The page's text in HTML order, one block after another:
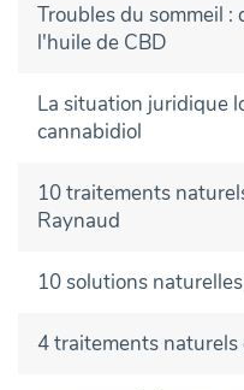
Troubles du sommeil
l'huile de CBD
La situation juridique
cannabidiol
10 traitements
Raynaud
10 solutions
4 traitements